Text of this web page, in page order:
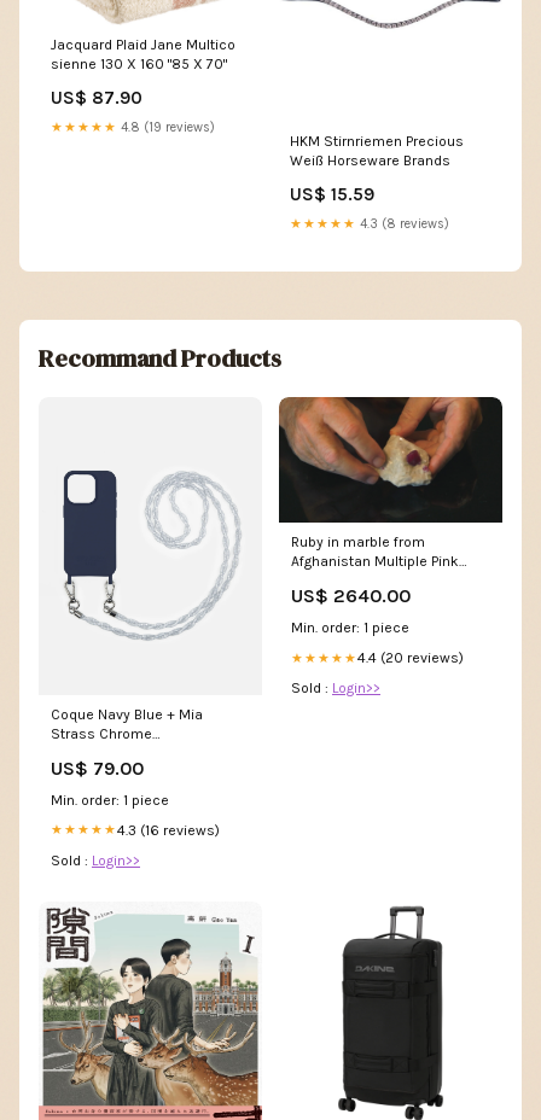
Jacquard Plaid Jane Multico
sienne 130 X 160 "85 X 70"
US$ 87.90
★★★★★ 4.8 (19 reviews)
HKM Stirnriemen Precious
Weiß Horseware Brands
US$ 15.59
★★★★★ 4.3 (8 reviews)
Recommand Products
Coque Navy Blue + Mia
Strass Chrome
US$ 79.00
Min. order: 1 piece
★★★★★4.3 (16 reviews)
Sold : Login>>
Ruby in marble from
Afghanistan Multiple Pink
US$ 2640.00
Min. order: 1 piece
★★★★★4.4 (20 reviews)
Sold : Login>>